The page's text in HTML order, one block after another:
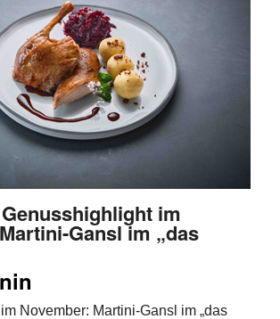
im
Gansl im „das
November: Martini-Gansl im „das